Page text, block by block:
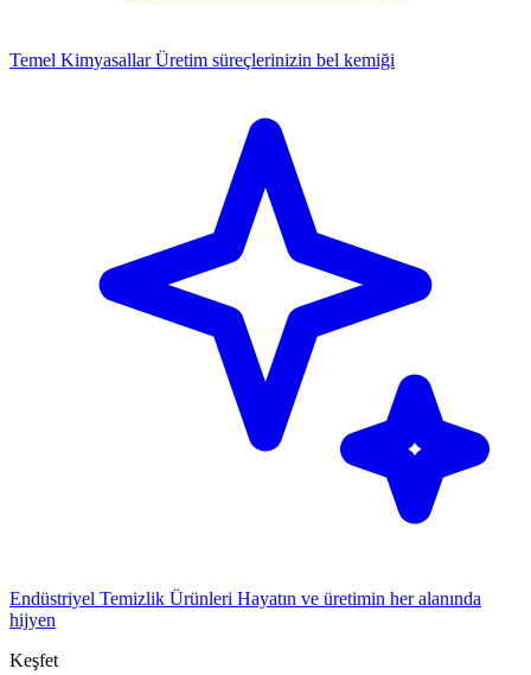
Temel Kimyasallar Üretim süreçlerinizin bel kemiği
Endüstriyel Temizlik Ürünleri Hayatın ve üretimin her alanında
hijyen
Keşfet